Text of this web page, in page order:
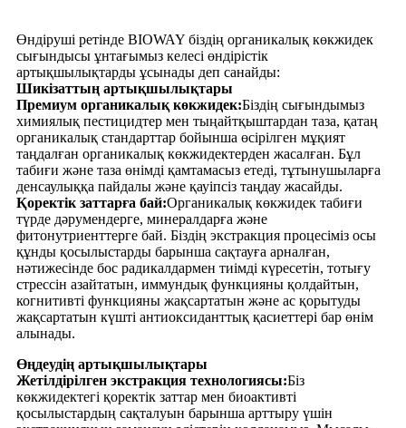
Өндіруші ретінде BIOWAY біздің органикалық көкжидек
сығындысы ұнтағымыз келесі өндірістік
артықшылықтарды ұсынады деп санайды:
Шикізаттың артықшылықтары
Премиум органикалық көкжидек:Біздің сығындымыз
химиялық пестицидтер мен тыңайтқыштардан таза, қатаң
органикалық стандарттар бойынша өсірілген мұқият
таңдалған органикалық көкжидектерден жасалған. Бұл
табиғи және таза өнімді қамтамасыз етеді, тұтынушыларға
денсаулыққа пайдалы және қауіпсіз таңдау жасайды.
Қоректік заттарға бай:Органикалық көкжидек табиғи
түрде дәрумендерге, минералдарға және
фитонутриенттерге бай. Біздің экстракция процесіміз осы
құнды қосылыстарды барынша сақтауға арналған,
нәтижесінде бос радикалдармен тиімді күресетін, тотығу
стрессін азайтатын, иммундық функцияны қолдайтын,
когнитивті функцияны жақсартатын және ас қорытуды
жақсартатын күшті антиоксиданттық қасиеттері бар өнім
алынады.
Өңдеудің артықшылықтары
Жетілдірілген экстракция технологиясы:Біз
көкжидектегі қоректік заттар мен биоактивті
қосылыстардың сақталуын барынша арттыру үшін